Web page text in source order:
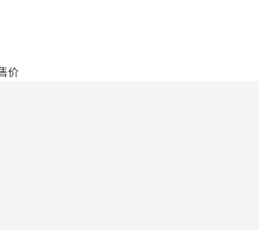
价